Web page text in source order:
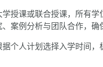
课或联合授课，所有学
案例分析与团队合作，确
人计划选择入学时间，